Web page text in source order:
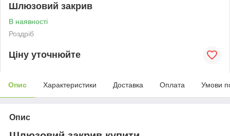
Шлюзовий закрив
В наявності
Роздріб
Ціну уточнюйте
Опис Характеристики Доставка Оплата Умови
Опис